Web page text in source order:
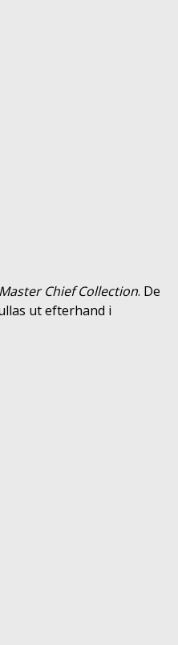
Chief Collection. De
ut efterhand i